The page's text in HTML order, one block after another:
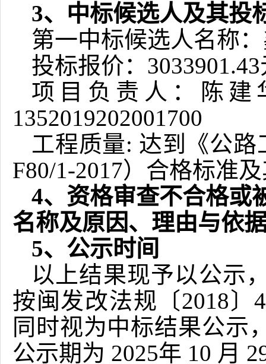
3、中标候选人及其投
第一中标候选人名称
投标报价： 3033901.43
项目负责人：陈建
1352019202001700
工程质量: 达到《公路
F80/1-2017）合格标准
4、资格审查不合格或
名称及原因、理由与依
5、公示时间
以上结果现予以公示
按闽发改法规〔2018〕
同时视为中标结果公示
公示期为 2025年 10 月